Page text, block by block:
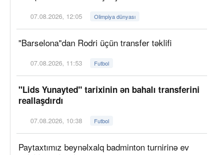
07.08.2026, 12:05 Olimpiya dünyası
"Barselona"dan Rodri üçün transfer təklifi
07.08.2026, 11:53 Futbol
"Lids Yunayted" tarixinin ən bahalı transferini
reallaşdırdı
07.08.2026, 10:38 Futbol
Paytaxtımız beynəlxalq badminton turnirinə ev